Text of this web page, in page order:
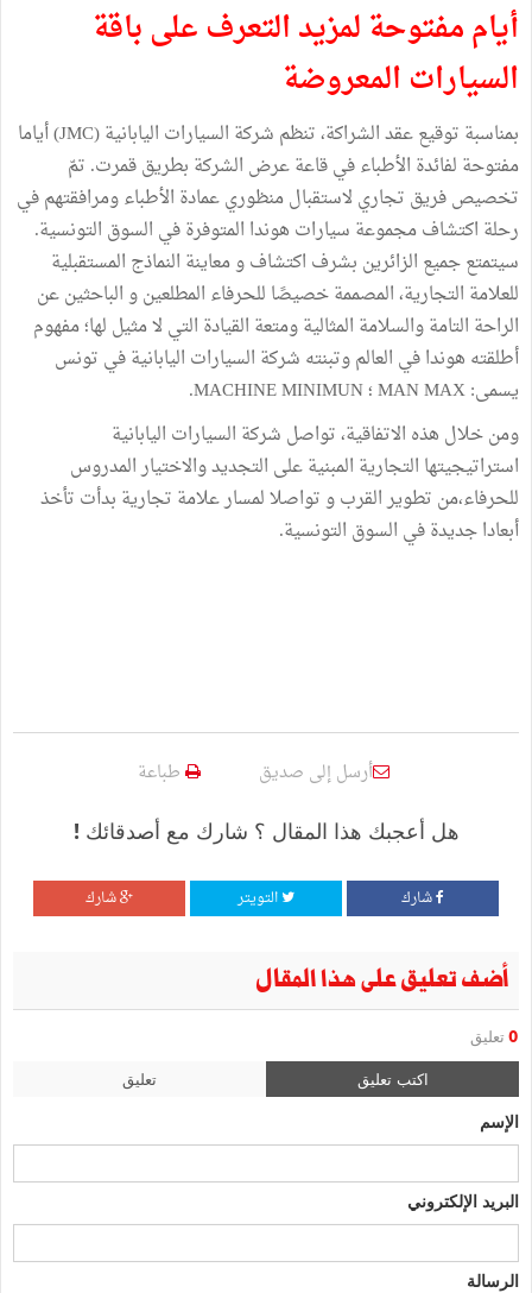
أيام مفتوحة لمزيد التعرف على باقة
السيارات المعروضة
بمناسبة توقيع عقد الشراكة، تنظم شركة السيارات اليابانية (JMC) أياما
مفتوحة لفائدة الأطباء في قاعة عرض الشركة بطريق قمرت. تمّ
تخصيص فريق تجاري لاستقبال منظوري عمادة الأطباء ومرافقتهم في
رحلة اكتشاف مجموعة سيارات هوندا المتوفرة في السوق التونسية.
سيتمتع جميع الزائرين بشرف اكتشاف و معاينة النماذج المستقبلية
للعلامة التجارية، المصممة خصيصًا للحرفاء المطلعين و الباحثين عن
الراحة التامة والسلامة المثالية ومتعة القيادة التي لا مثيل لها؛ مفهوم
أطلقته هوندا في العالم وتبنته شركة السيارات اليابانية في تونس
يسمى: MAN MAX ؛ MACHINE MINIMUN.
ومن خلال هذه الاتفاقية، تواصل شركة السيارات اليابانية
استراتيجيتها التجارية المبنية على التجديد والاختيار المدروس
للحرفاء،من تطوير القرب و تواصلا لمسار علامة تجارية بدأت تأخذ
أبعادا جديدة في السوق التونسية.
أرسل إلى صديق طباعة
هل أعجبك هذا المقال ؟ شارك مع أصدقائك !
شارك التويتر شارك
أضف تعليق على هذا المقال
0 تعليق
اكتب تعليق تعليق
الإسم
البريد الإلكتروني
الرسالة